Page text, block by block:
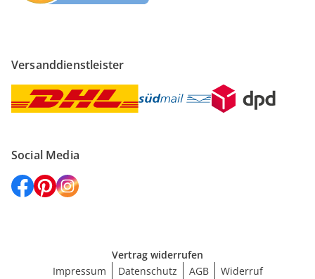
Versanddienstleister
Social Media
Vertrag widerrufen
Impressum
Datenschutz AGB
Widerruf